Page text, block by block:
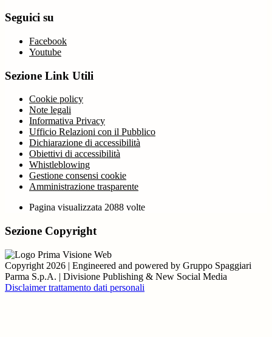
Seguici su
Facebook
Youtube
Sezione Link Utili
Cookie policy
Note legali
Informativa Privacy
Ufficio Relazioni con il Pubblico
Dichiarazione di accessibilità
Obiettivi di accessibilità
Whistleblowing
Gestione consensi cookie
Amministrazione trasparente
Pagina visualizzata 2088 volte
Sezione Copyright
Copyright 2026 | Engineered and powered by Gruppo Spaggiari
Parma S.p.A. | Divisione Publishing & New Social Media
Disclaimer trattamento dati personali